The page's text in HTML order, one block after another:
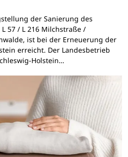
der Sanierung des
57 / L 216 Milchstraße /
ist bei der Erneuerung der
erreicht. Der Landesbetrieb
Holstein…